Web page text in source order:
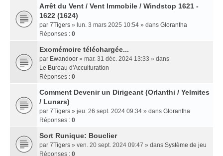
Arrêt du Vent / Vent Immobile / Windstop 1621 -
1622 (1624)
par 7Tigers » lun. 3 mars 2025 10:54 » dans Glorantha
Réponses : 0
Exomémoire téléchargée...
par Ewandoor » mar. 31 déc. 2024 13:33 » dans
Le Bureau d'Acculturation
Réponses : 0
Comment Devenir un Dirigeant (Orlanthi / Yelmites
/ Lunars)
par 7Tigers » jeu. 26 sept. 2024 09:34 » dans Glorantha
Réponses : 0
Sort Runique: Bouclier
par 7Tigers » ven. 20 sept. 2024 09:47 » dans Système de jeu
Réponses : 0